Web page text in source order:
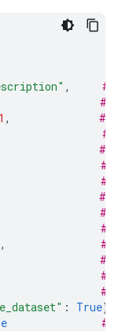
,
#
#
1 ,
#
#
#
#
#
#
#
#
,
#
#
#
#
: True},
#